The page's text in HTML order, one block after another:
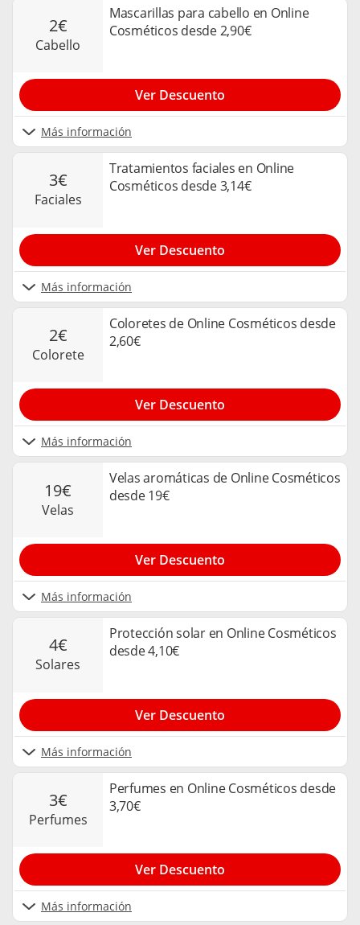
2€
cabello
Mascarillas para cabello en Online
Cosméticos desde 2,90€
Más información
Ver Descuento
3€
faciales
Tratamientos faciales en Online
Cosméticos desde 3,14€
Más información
Ver Descuento
2€
colorete
Coloretes de Online Cosméticos desde
2,60€
Más información
Ver Descuento
19€
velas
Velas aromáticas de Online Cosméticos
desde 19€
Más información
Ver Descuento
4€
solares
Protección solar en Online Cosméticos
desde 4,10€
Más información
Ver Descuento
3€
perfumes
Perfumes en Online Cosméticos desde
3,70€
Más información
Ver Descuento